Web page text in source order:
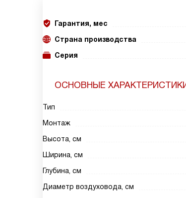
Гарантия, мес
Страна производства
Серия
ОСНОВНЫЕ
Тип
Монтаж
Высота, см
Ширина, см
Глубина, см
Диаметр воздуховода, см